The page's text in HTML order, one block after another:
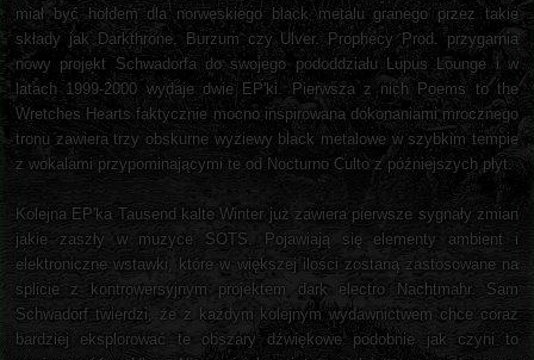
miał być hołdem dla norweskiego black metalu granego przez takie
składy jak Darkthrone, Burzum czy Ulver. Prophecy Prod. przygarnia
nowy projekt Schwadorfa do swojego pododdziału Lupus Lounge i w
latach 1999-2000 wydaje dwie EP'ki. Pierwsza z nich Poems to the
Wretches Hearts faktycznie mocno inspirowana dokonaniami mrocznego
tronu zawiera trzy obskurne wyziewy black metalowe w szybkim tempie
z wokalami przypominającymi te od Nocturno Culto z późniejszych płyt.
Kolejna EP'ka Tausend kalte Winter już zawiera pierwsze sygnały zmian
jakie zaszły w muzyce SOTS. Pojawiają się elementy ambient i
elektroniczne wstawki, które w większej ilości zostaną zastosowane na
splicie z kontrowersyjnym projektem dark electro Nachtmahr. Sam
Schwadorf twierdzi, że z każdym kolejnym wydawnictwem chce coraz
bardziej eksplorować te obszary dźwiękowe podobnie jak czyni to